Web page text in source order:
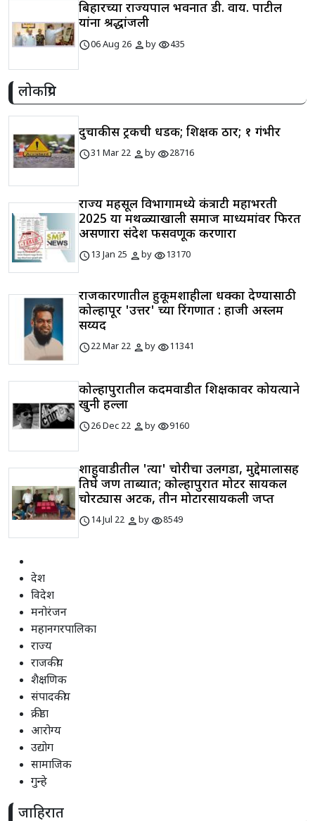
बिहारच्या राज्यपाल भवनात डी. वाय. पाटील
यांना श्रद्धांजली
schedule06 Aug 26 personbyvisibility435
लोकप्रिय
दुचाकीस ट्रकची धडक; शिक्षक ठार; १ गंभीर
schedule31 Mar 22 personbyvisibility28716
राज्य महसूल विभागामध्ये कंत्राटी महाभरती
2025 या मथळ्याखाली समाज माध्यमांवर फिरत
असणारा संदेश फसवणूक करणारा
schedule13 Jan 25 personbyvisibility13170
राजकारणातील हुकूमशाहीला धक्का देण्यासाठी
कोल्हापूर 'उत्तर' च्या रिंगणात : हाजी अस्लम
सय्यद
schedule22 Mar 22 personbyvisibility11341
कोल्हापुरातील कदमवाडीत शिक्षकावर कोयत्याने
खुनी हल्ला
schedule26 Dec 22 personbyvisibility9160
शाहुवाडीतील 'त्या' चोरीचा उलगडा, मुद्देमालासह
तिघे जण ताब्यात; कोल्हापुरात मोटर सायकल
चोरट्यास अटक, तीन मोटारसायकली जप्त
schedule14 Jul 22 personbyvisibility8549
देश
विदेश
मनोरंजन
महानगरपालिका
राज्य
राजकीय
शैक्षणिक
संपादकीय
क्रीडा
आरोग्य
उद्योग
सामाजिक
गुन्हे
जाहिरात